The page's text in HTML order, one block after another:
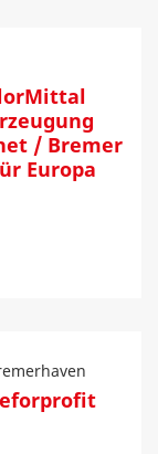
/ Bremer
Europa